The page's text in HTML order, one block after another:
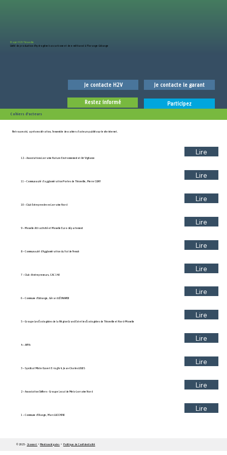
Projet H2V Thionville
Unité de production d’hydrogène bas carbone et de e-méthanol à Florange-Uckange
Restez informé
Je contacte H2V Je contacte le garant
Participez
Cahiers d’acteurs
Retrouvez ici, après modération, l’ensemble des cahiers d'acteurs publiés sur le site internet.
12 – Associations Lorraine Nature Environnement et Air Vigilance
Lire
11 – Communauté d’agglomération Portes de Thionville, Pierre CUNY
Lire
10 – Club Entreprendre en Lorraine Nord
Lire
9 – Moselle Attractivité et Moselle Euro département
Lire
8 – Communauté d’Agglomération du Val de Fensch
Lire
7 – Club d’entrepreneurs, CAC 140
Lire
6 – Commune d’Uckange, Gérard LÉONARDI
Lire
5 – Groupe Les Écologistes de la Région Grand Est et les Écologistes de Thionville et Nord-Moselle
Lire
4 – AFPA
Lire
3 – Syndicat Mixte Ouvert E-log’in 4, Jean-Charles LOUIS
Lire
2 – Association Shifters - Groupe Local de Metz-Lorraine Nord
Lire
1 – Commune d’Illange, Marc LUCCHINI
Lire
© 2025 - 2concert • Mentions légales • Politique de Confidentialité